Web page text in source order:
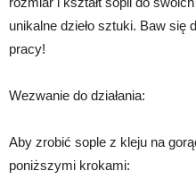
unikalne dzieło sztuki. Baw
pracy!
Wezwanie do działania:
Aby zrobić sople z kleju na
poniższymi krokami: